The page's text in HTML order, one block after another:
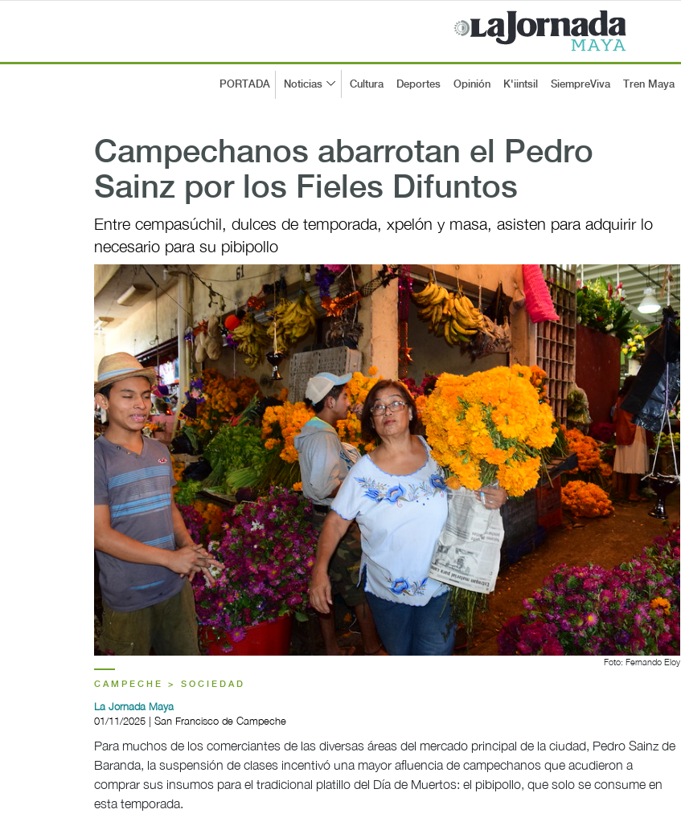
PORTADA Noticias Cultura Deportes Opinión K'iintsil SiempreViva Tren Maya
Campechanos abarrotan el Pedro
Sainz por los Fieles Difuntos
Entre cempasúchil, dulces de temporada, xpelón y masa, asisten para adquirir lo
necesario para su pibipollo
Foto: Fernando Eloy
CAMPECHE > SOCIEDAD
La Jornada Maya
01/11/2025 | San Francisco de Campeche
Para muchos de los comerciantes de las diversas áreas del mercado principal de la ciudad, Pedro Sainz de
Baranda, la suspensión de clases incentivó una mayor afluencia de campechanos que acudieron a
comprar sus insumos para el tradicional platillo del Día de Muertos: el pibipollo, que solo se consume en
esta temporada.